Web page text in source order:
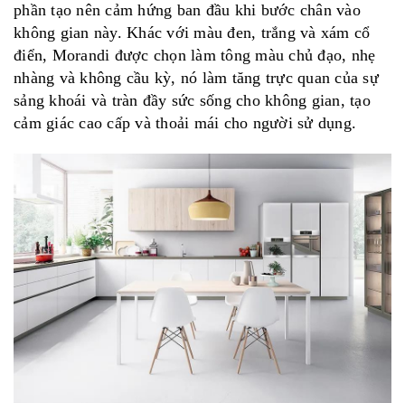
phần tạo nên cảm hứng ban đầu khi bước chân vào
không gian này. Khác với màu đen, trắng và xám cổ
điển, Morandi được chọn làm tông màu chủ đạo, nhẹ
nhàng và không cầu kỳ, nó làm tăng trực quan của sự
sảng khoái và tràn đầy sức sống cho không gian, tạo
cảm giác cao cấp và thoải mái cho người sử dụng.